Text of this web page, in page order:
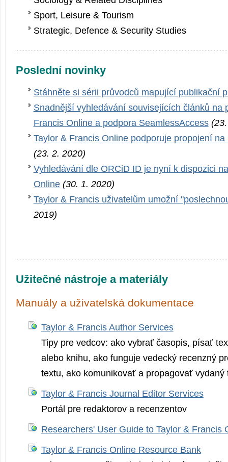
Sport, Leisure & Tourism
Strategic, Defence & Security Studies
Poslední novinky
Stáhněte si sérii průvodců mapující publikační
Snadnější vyhledávání souvisejících článků na
Francis Online a podpora SeamlessAccess
Taylor & Francis Online podporuje propojení
(23. 2. 2020)
Vyhledávání dle ORCiD ID je nyní k dispozici
Online (30. 1. 2020)
Taylor & Francis uživatelům umožní
2019)
Užitečné nástroje a materiály
Manuály a uživatelská dokumentace
Taylor & Francis Author Services
Tipy pre vedcov: ako vybrať časopis, písať
alebo knihu, ako funguje vedecký recenzný
textu, ako komunikovať a propagovať vydaný
Taylor & Francis Journal Editor Services
Portál pre redaktorov a recenzentov
Researchers' User Guide to Taylor & Francis
Taylor & Francis Online Resource Bank